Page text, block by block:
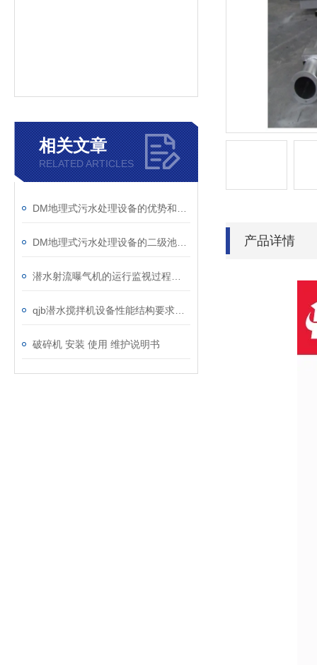
相关文章
RELATED ARTICLES
破碎机 安装 使用 维护说明书
产品详情